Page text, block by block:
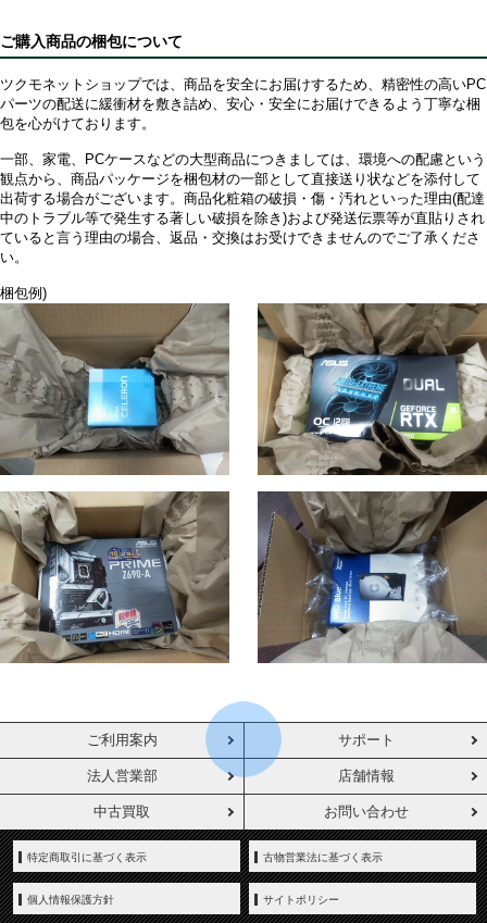
ご購入商品の梱包について
ツクモネットショップでは、商品を安全にお届けするため、精密性の高いPC
パーツの配送に緩衝材を敷き詰め、安心・安全にお届けできるよう丁寧な梱
包を心がけております。
一部、家電、PCケースなどの大型商品につきましては、環境への配慮という
観点から、商品パッケージを梱包材の一部として直接送り状などを添付して
出荷する場合がございます。商品化粧箱の破損・傷・汚れといった理由(配達
中のトラブル等で発生する著しい破損を除き)および発送伝票等が直貼りされ
ていると言う理由の場合、返品・交換はお受けできませんのでご了承くださ
い。
梱包例)
ご利用案内 サポート
法人営業部 店舗情報
中古買取 お問い合わせ
特定商取引に基づく表示 古物営業法に基づく表示
個人情報保護方針 サイトポリシー